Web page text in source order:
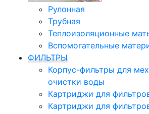
Рулонная
Трубная
Теплоизоляционные
Вспомогательные
ФИЛЬТРЫ
Корпус-фильтры для
очистки воды
Картриджи для
Картриджи для